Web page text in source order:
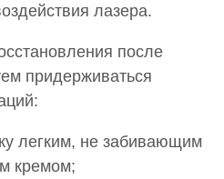
лазера.
после
придерживаться
легким, не забивающим
кремом;